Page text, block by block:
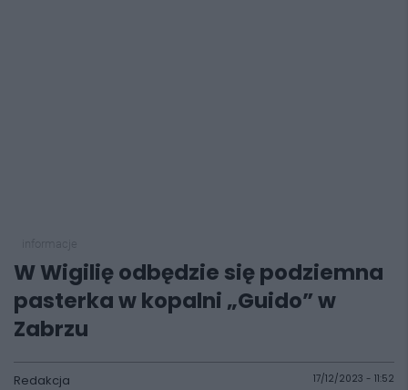
W Wigilię odbędzie się podziemna
pasterka w kopalni „Guido” w
Zabrzu
Redakcja 17/12/2023 - 11:52